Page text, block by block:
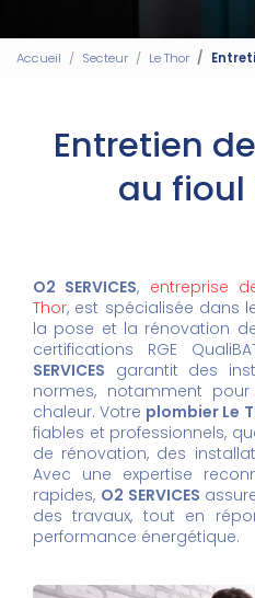
Accueil Secteur Le Thor
Entretien
au fioul
O2 SERVICES, entreprise
Thor, est spécialisée dans
la pose et la rénovation
certifications RGE
SERVICES garantit des
normes, notamment
chaleur. Votre plombier Le
fiables et professionnels,
de rénovation, des
Avec une expertise
rapides, O2 SERVICES
des travaux, tout en
performance énergétique.